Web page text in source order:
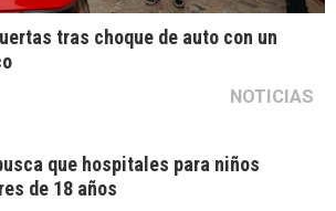
tras choque de auto con un
NOTICIAS
que hospitales para niños
de 18 años